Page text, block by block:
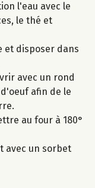
l'eau avec le
le thé et
et disposer dans
avec un rond
afin de le
au four à 180°
avec un sorbet